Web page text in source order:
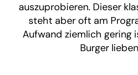
auszuprobieren. Dieser
steht aber oft am
Aufwand ziemlich gering
Burger